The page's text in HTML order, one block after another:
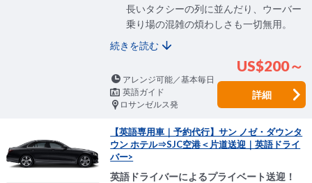
長いタクシーの列に並んだり、ウーバー
乗り場の混雑の煩わしさも一切無用。
続きを読む
US$200～
アレンジ可能／基本毎日
英語ガイド
ロサンゼルス発
詳細
【英語専用車｜予約代行】サン ノゼ・ダウンタ
ウン ホテル⇒SJC空港＜片道送迎｜英語ドライ
バー>
英語ドライバーによるプライベート送迎！